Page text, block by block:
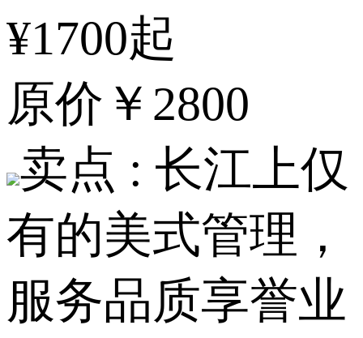
¥1700起
原价 ￥2800
卖点 : 长江上仅
有的美式管理，
服务品质享誉业